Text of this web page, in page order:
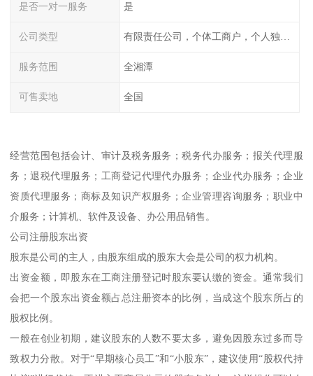
是否一对一服务 是
公司类型
服务范围 全湘潭
可售卖地 全国
经营范围包括会计、审计及税务服务；税务代办服务；报关代理服
务；退税代理服务；工商登记代理代办服务；企业代办服务；企业
资质代理服务；商标及知识产权服务；企业管理咨询服务；职业中
介服务；计算机、软件及设备、办公用品销售。
公司注册股东出资
股东是公司的主人，由股东组成的股东大会是公司的权力机构。
出资金额，即股东在工商注册登记时股东要认缴的资金。通常我们
会把一个股东出资金额占总注册资本的比例，当成这个股东所占的
股权比例。
一般在创业初期，建议股东的人数不要太多，避免因股东过多而导
致权力分散。对于“早期核心员工”和“小股东”，建议使用“股权代持